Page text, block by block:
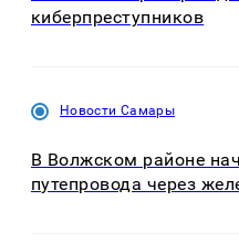
киберпреступников
Новости Самары
В Волжском районе
путепровода через